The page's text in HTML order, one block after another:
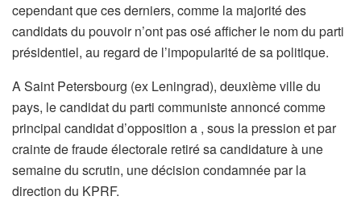
cependant que ces derniers, comme la majorité des
candidats du pouvoir n’ont pas osé afficher le nom du parti
présidentiel, au regard de l’impopularité de sa politique.
A Saint Petersbourg (ex Leningrad), deuxième ville du
pays, le candidat du parti communiste annoncé comme
principal candidat d’opposition a , sous la pression et par
crainte de fraude électorale retiré sa candidature à une
semaine du scrutin, une décision condamnée par la
direction du KPRF.